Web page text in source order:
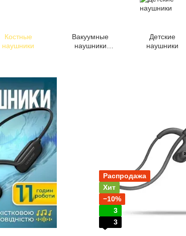
Костные
наушники
Вакуумные
наушники
Детские
наушники
Распродажа
Хит
−10%
3
3